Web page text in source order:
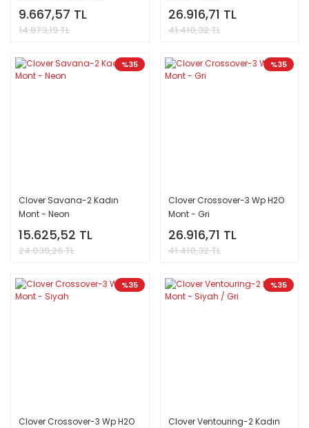
9.667,57 TL
14.873,19 TL
26.916,71 TL
41.410,32 TL
%35
Clover Savana-2 Kadın
Mont - Neon
15.625,52 TL
24.039,26 TL
%35
Clover Crossover-3 Wp H2O
Mont - Gri
26.916,71 TL
41.410,32 TL
%35
Clover Crossover-3 Wp H2O
%35
Clover Ventouring-2 Kadın